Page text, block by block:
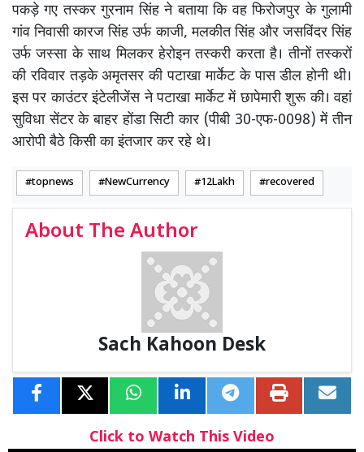
पकड़े गए तस्कर गुरनाम सिंह ने बताया कि वह फिरोजपुर के गुलामी
गांव निवासी कारज सिंह उर्फ काजी, मलकीत सिंह और जसविंदर सिंह
उर्फ जस्सा के साथ मिलकर हेरोइन तस्करी करता है। तीनों तस्करों
की रविवार तड़के अमृतसर की पटाखा मार्केट के पास डील होनी थी।
इस पर काउंटर इंटेलीजेंस ने पटाखा मार्केट में छापेमारी शुरू की। वहां
सुविधा सेंटर के बाहर होंडा सिटी कार (पीबी 30-एफ-0098) में तीन
आरोपी बैठे किसी का इंतजार कर रहे थे।
topnews NewCurrency 12Lakh recovered
About The Author
Sach Kahoon Desk
Click to Watch This Video